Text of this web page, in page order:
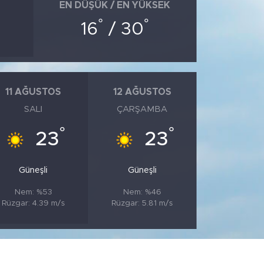
EN DÜŞÜK / EN YÜKSEK
16° / 30°
11 AĞUSTOS
SALI
23°
Güneşli
Nem: %53
Rüzgar: 4.39 m/s
12 AĞUSTOS
ÇARŞAMBA
23°
Güneşli
Nem: %46
Rüzgar: 5.81 m/s